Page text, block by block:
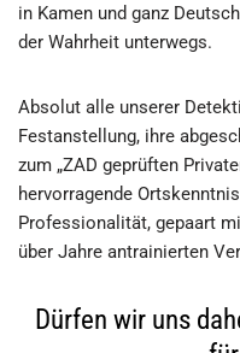
in Kamen und ganz
der Wahrheit unterwegs.
Absolut alle unserer
Festanstellung, ihre
zum „ZAD geprüften
hervorragende
Professionalität, gepaart
über Jahre antrainierten
Dürfen wir uns